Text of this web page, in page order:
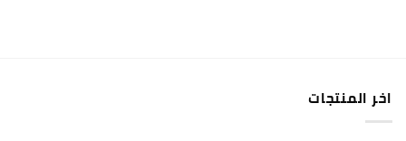
اخر المنتجات